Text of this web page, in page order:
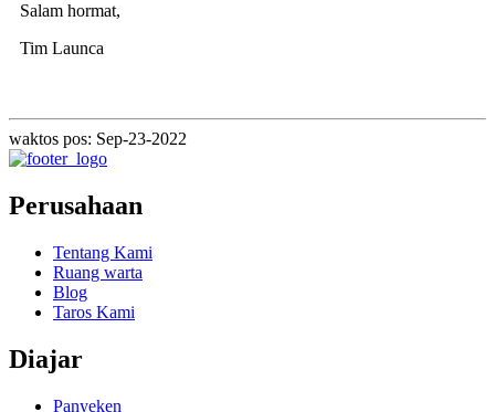
Salam hormat,
Tim Launca
waktos pos: Sep-23-2022
Perusahaan
Tentang Kami
Ruang warta
Blog
Taros Kami
Diajar
Panyeken